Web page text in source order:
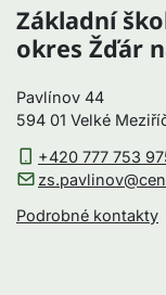
Základní
okres Žďár
Pavlínov 44
594 01 Velké
+420 777 753
Podrobné kontakty